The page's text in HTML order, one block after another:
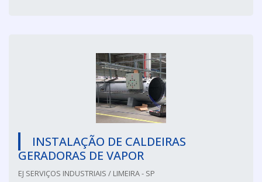
INSTALAÇÃO DE CALDEIRAS
GERADORAS DE VAPOR
EJ SERVIÇOS INDUSTRIAIS / LIMEIRA - SP